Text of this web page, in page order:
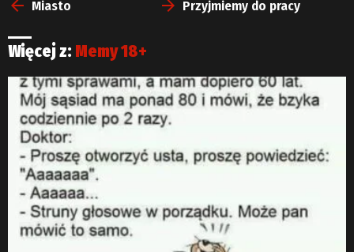
więcejMiasto Przyjmiemy do pracy
Więcej z: Memy 18+